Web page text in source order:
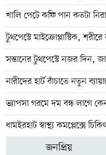
খালি পেটে কফি পান কতটা
টুথপেস্টে মাইক্রোপ্লাস্টিক,
সন্তানের টুথপেস্টে নজর দিন,
নারীদের হার্ট বাঁচাতে নতুন
ভ্যাপসা গরমে দম বন্ধ লাগে
ধামইরহাট স্বাস্থ্য কমপ্লেক্সে
জনপ্রিয়